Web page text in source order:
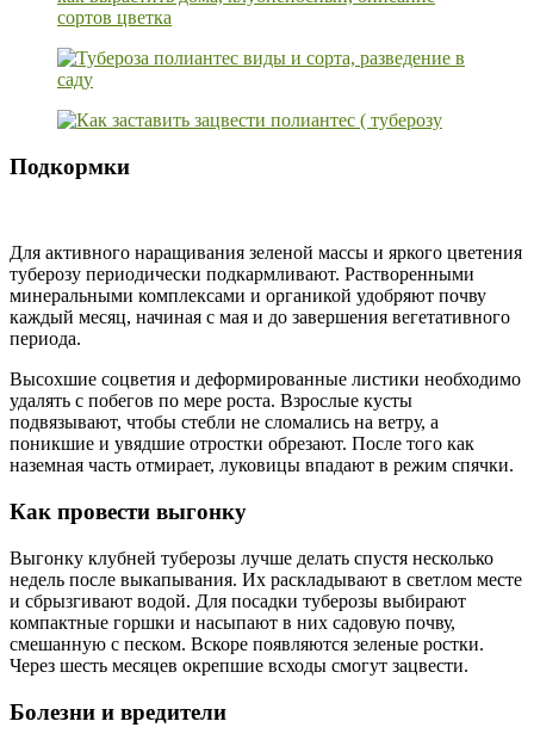
Подкормки
Для активного наращивания зеленой массы и яркого цветения
туберозу периодически подкармливают. Растворенными
минеральными комплексами и органикой удобряют почву
каждый месяц, начиная с мая и до завершения вегетативного
периода.
Высохшие соцветия и деформированные листики необходимо
удалять с побегов по мере роста. Взрослые кусты
подвязывают, чтобы стебли не сломались на ветру, а
поникшие и увядшие отростки обрезают. После того как
наземная часть отмирает, луковицы впадают в режим спячки.
Как провести выгонку
Выгонку клубней туберозы лучше делать спустя несколько
недель после выкапывания. Их раскладывают в светлом месте
и сбрызгивают водой. Для посадки туберозы выбирают
компактные горшки и насыпают в них садовую почву,
смешанную с песком. Вскоре появляются зеленые ростки.
Через шесть месяцев окрепшие всходы смогут зацвести.
Болезни и вредители